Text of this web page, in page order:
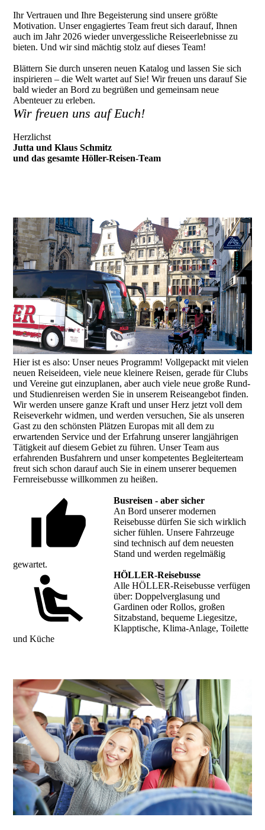
Ihr Vertrauen und Ihre Begeisterung sind unsere größte
Motivation. Unser engagiertes Team freut sich darauf, Ihnen
auch im Jahr 2026 wieder unvergessliche Reiseerlebnisse zu
bieten. Und wir sind mächtig stolz auf dieses Team!
Blättern Sie durch unseren neuen Katalog und lassen Sie sich
inspirieren – die Welt wartet auf Sie! Wir freuen uns darauf Sie
bald wieder an Bord zu begrüßen und gemeinsam neue
Abenteuer zu erleben.
Wir freuen uns auf Euch!
Herzlichst
Jutta und Klaus Schmitz
und das gesamte Höller-Reisen-Team
Hier ist es also: Unser neues Programm! Vollgepackt mit vielen
neuen Reiseideen, viele neue kleinere Reisen, gerade für Clubs
und Vereine gut einzuplanen, aber auch viele neue große Rund-
und Studienreisen werden Sie in unserem Reiseangebot finden.
Wir werden unsere ganze Kraft und unser Herz jetzt voll dem
Reiseverkehr widmen, und werden versuchen, Sie als unseren
Gast zu den schönsten Plätzen Europas mit all dem zu
erwartenden Service und der Erfahrung unserer langjährigen
Tätigkeit auf diesem Gebiet zu führen. Unser Team aus
erfahrenden Busfahrern und unser kompetentes Begleiterteam
freut sich schon darauf auch Sie in einem unserer bequemen
Fernreisebusse willkommen zu heißen.
Busreisen - aber sicher
An Bord unserer modernen
Reisebusse dürfen Sie sich wirklich
sicher fühlen. Unsere Fahrzeuge
sind technisch auf dem neuesten
Stand und werden regelmäßig
gewartet.
HÖLLER-Reisebusse
Alle HÖLLER-Reisebusse verfügen
über: Doppelverglasung und
Gardinen oder Rollos, großen
Sitzabstand, bequeme Liegesitze,
Klapptische, Klima-Anlage, Toilette
und Küche